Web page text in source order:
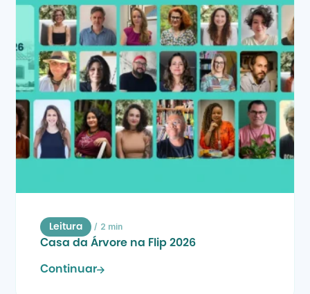
Leitura / 2 min
Casa da Árvore na Flip 2026
Continuar